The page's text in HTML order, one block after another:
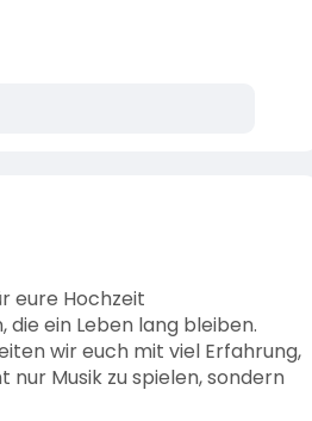
eure Hochzeit
die ein Leben lang bleiben.
wir euch mit viel Erfahrung,
nur Musik zu spielen, sondern